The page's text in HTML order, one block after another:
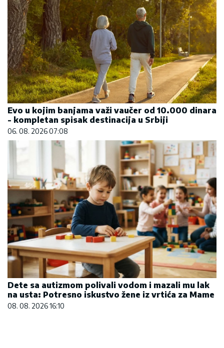
Evo u kojim banjama važi vaučer od 10.000 dinara
- kompletan spisak destinacija u Srbiji
06. 08. 2026 07:08
Dete sa autizmom polivali vodom i mazali mu lak
na usta: Potresno iskustvo žene iz vrtića za Mame
08. 08. 2026 16:10